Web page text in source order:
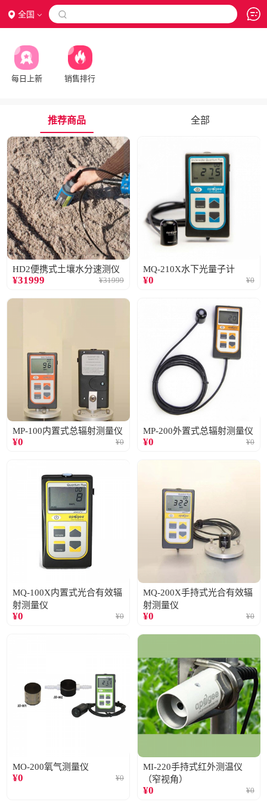
全国 
每日上新 销售排行
推荐商品 全部
HD2便携式土壤水分速测仪
¥31999 ¥31999
MQ-210X水下光量子计
¥0 ¥0
MP-100内置式总辐射测量仪
¥0 ¥0
MP-200外置式总辐射测量仪
¥0 ¥0
MQ-100X内置式光合有效辐
射测量仪
¥0 ¥0
MQ-200X手持式光合有效辐
射测量仪
¥0 ¥0
MO-200氧气测量仪
¥0 ¥0
MI-220手持式红外测温仪
（窄视角）
¥0 ¥0